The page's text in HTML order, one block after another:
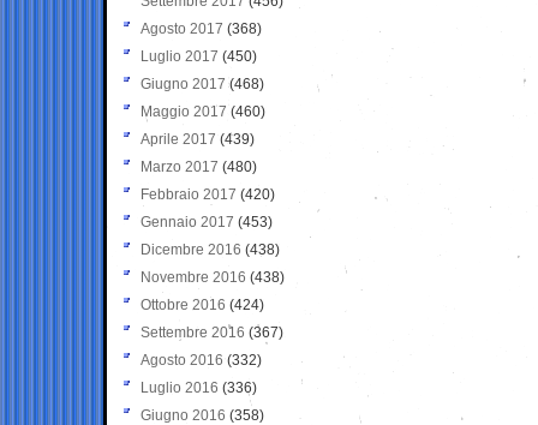
Agosto 2017 (368)
Luglio 2017 (450)
Giugno 2017 (468)
Maggio 2017 (460)
Aprile 2017 (439)
Marzo 2017 (480)
Febbraio 2017 (420)
Gennaio 2017 (453)
Dicembre 2016 (438)
Novembre 2016 (438)
Ottobre 2016 (424)
Settembre 2016 (367)
Agosto 2016 (332)
Luglio 2016 (336)
Giugno 2016 (358)